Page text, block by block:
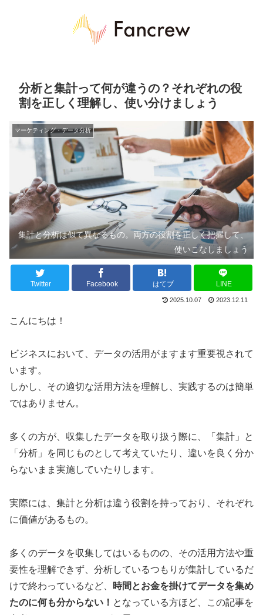
分析と集計って何が違うの？それぞれの役
割を正しく理解し、使い分けましょう
マーケティング・データ分析
集計と分析は似て異なるもの。両方の役割を正しく把握して、
使いこなしましょう
Twitter Facebook はてブ LINE
2025.10.07 2023.12.11
こんにちは！
ビジネスにおいて、データの活用がますます重要視されて
います。
しかし、その適切な活用方法を理解し、実践するのは簡単
ではありません。
多くの方が、収集したデータを取り扱う際に、「集計」と
「分析」を同じものとして考えていたり、違いを良く分か
らないまま実施していたりします。
実際には、集計と分析は違う役割を持っており、それぞれ
に価値があるもの。
多くのデータを収集してはいるものの、その活用方法や重
要性を理解できず、分析しているつもりが集計しているだ
けで終わっているなど、
時間とお金を掛けてデータを集め
たのに何も分からない！ となっている方ほど、この記事を